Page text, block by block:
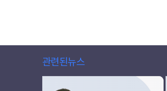
관련된뉴스